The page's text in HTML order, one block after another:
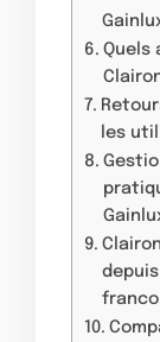
Quels
les